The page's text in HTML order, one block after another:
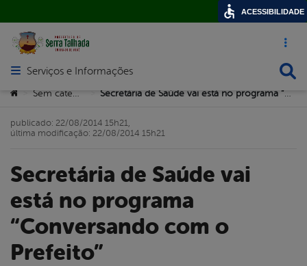
Acesso
Abrir menu principal de navegação
Serviços e Informações
Você está aqui:
> >
Secretária de Saúde vai
está no programa
“Conversando com o
Prefeito”
publicado: 22/08/2014 15h21,
última modificação: 22/08/2014 15h21
ACESSIBILIDADE